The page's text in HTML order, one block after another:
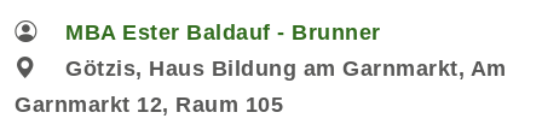
MBA Ester Baldauf - Brunner
Götzis, Haus Bildung am Garnmarkt, Am
Garnmarkt 12, Raum 105